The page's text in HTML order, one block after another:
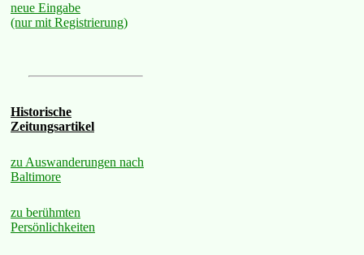
neue Eingabe
(nur mit Registrierung)
Historische
Zeitungsartikel
zu Auswanderungen nach
Baltimore
zu berühmten
Persönlichkeiten